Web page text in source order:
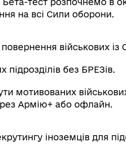
на всі Сили оборони.
військових
без БРЕЗів.
мотивованих
Армію+ або офлайн.
іноземців для